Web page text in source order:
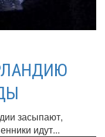
засыпают,
идут...